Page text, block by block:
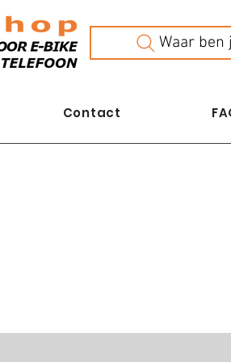
Waar ben
Contact